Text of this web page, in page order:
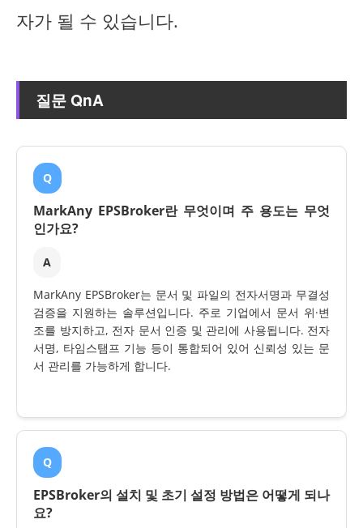
자가 될 수 있습니다.
질문 QnA
Q
MarkAny EPSBroker란 무엇이며 주 용도는 무엇
인가요?
A
MarkAny EPSBroker는 문서 및 파일의 전자서명과 무결성
검증을 지원하는 솔루션입니다. 주로 기업에서 문서 위·변
조를 방지하고, 전자 문서 인증 및 관리에 사용됩니다. 전자
서명, 타임스탬프 기능 등이 통합되어 있어 신뢰성 있는 문
서 관리를 가능하게 합니다.
Q
EPSBroker의 설치 및 초기 설정 방법은 어떻게 되나
요?